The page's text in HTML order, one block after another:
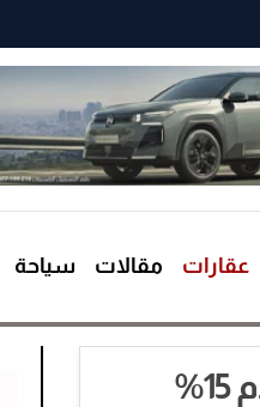
عقارات مقالات سياحة
بنك التعمير والإسكان يطرح شقق جديدة .. بمقدم 15%